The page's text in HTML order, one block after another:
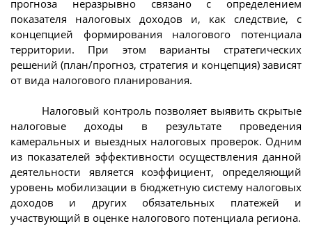
прогноза неразрывно связано с определением
показателя налоговых доходов и, как следствие, с
концепцией формирования налогового потенциала
территории. При этом варианты стратегических
решений (план/прогноз, стратегия и концепция) зависят
от вида налогового планирования.
Налоговый контроль позволяет выявить скрытые
налоговые доходы в результате проведения
камеральных и выездных налоговых проверок. Одним
из показателей эффективности осуществления данной
деятельности является коэффициент, определяющий
уровень мобилизации в бюджетную систему налоговых
доходов и других обязательных платежей и
участвующий в оценке налогового потенциала региона.